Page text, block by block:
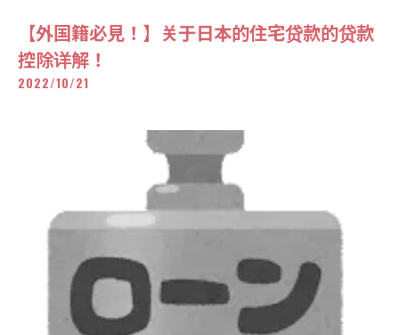
【外国籍必見！】关于日本的住宅贷款的贷款
控除详解！
2022/10/21